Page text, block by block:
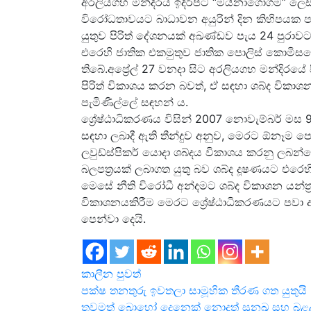
විරෝධතාවයට බාධාවන අයුරින් දින
යුතුව පිරිත් දේශනයක් අඛණ්ඩව පැය 24
එරෙහි ජාතික එකමුතුව ජාතික පොලිස්
තිබේ.අප්‍රේල් 27 වනදා සිට අරලියගහ
පිරිත් විකාශය කරන බවත්, ඒ සඳහා ශබ්ද
පැමිණිල්ලේ සඳහන් ය.
ශ්‍රේෂ්ඨාධිකරණය විසින් 2007 නොවැම්බර් මස
සඳහා ලබාදී ඇති තීන්දුව අනුව, මෙරට
ලවුඩ්ස්පිකර් යොදා ශබ්දය විකාශය කරනු
බලපත්‍රයක් ලබාගත යුතු බව ශබ්ද දූෂණයට
මෙසේ නීති විරෝධී අන්දමට ශබ්ද විකාශන
විකාශනයකිරීම මෙරට ශ්‍රේෂ්ඨාධිකරණයට
පෙන්වා දෙයි.
කාලීන පුවත්
Post
පක්ෂ තනතුරු ඉවතලා සාමූහික තීරණ ගත යුතුයි
තවමත් බොහෝ දෙනෙක් නොදත් සුනඛ සහ